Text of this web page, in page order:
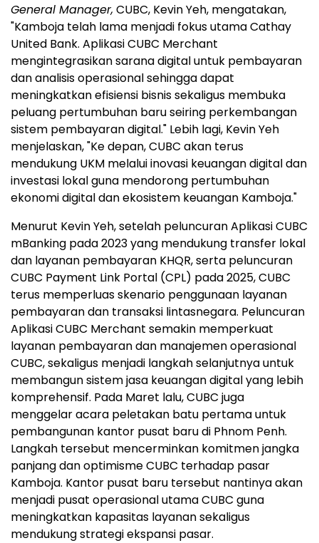
General Manager, CUBC, Kevin Yeh, mengatakan,
"Kamboja telah lama menjadi fokus utama Cathay
United Bank. Aplikasi CUBC Merchant
mengintegrasikan sarana digital untuk pembayaran
dan analisis operasional sehingga dapat
meningkatkan efisiensi bisnis sekaligus membuka
peluang pertumbuhan baru seiring perkembangan
sistem pembayaran digital." Lebih lagi, Kevin Yeh
menjelaskan, "Ke depan, CUBC akan terus
mendukung UKM melalui inovasi keuangan digital dan
investasi lokal guna mendorong pertumbuhan
ekonomi digital dan ekosistem keuangan Kamboja."
Menurut Kevin Yeh, setelah peluncuran Aplikasi CUBC
mBanking pada 2023 yang mendukung transfer lokal
dan layanan pembayaran KHQR, serta peluncuran
CUBC Payment Link Portal (CPL) pada 2025, CUBC
terus memperluas skenario penggunaan layanan
pembayaran dan transaksi lintasnegara. Peluncuran
Aplikasi CUBC Merchant semakin memperkuat
layanan pembayaran dan manajemen operasional
CUBC, sekaligus menjadi langkah selanjutnya untuk
membangun sistem jasa keuangan digital yang lebih
komprehensif. Pada Maret lalu, CUBC juga
menggelar acara peletakan batu pertama untuk
pembangunan kantor pusat baru di Phnom Penh.
Langkah tersebut mencerminkan komitmen jangka
panjang dan optimisme CUBC terhadap pasar
Kamboja. Kantor pusat baru tersebut nantinya akan
menjadi pusat operasional utama CUBC guna
meningkatkan kapasitas layanan sekaligus
mendukung strategi ekspansi pasar.